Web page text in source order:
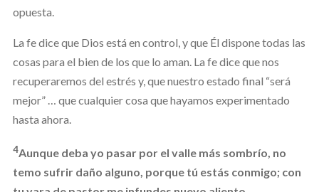
opuesta.
La fe dice que Dios está en control, y que Él dispone todas las
cosas para el bien de los que lo aman. La fe dice que nos
recuperaremos del estrés y, que nuestro estado final “será
mejor” … que cualquier cosa que hayamos experimentado
hasta ahora.
4Aunque deba yo pasar por el valle más sombrío, no
temo sufrir daño alguno, porque tú estás conmigo; con